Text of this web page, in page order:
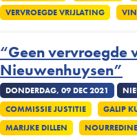
VERVROEGDE VRIJLATING
“Geen
Nieuwenhuysen”
DONDERDAG, 09 DEC 2021
COMMISSIE JUSTITIE
GALIP
MARIJKE DILLEN